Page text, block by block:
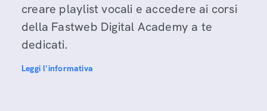
creare playlist vocali e accedere ai corsi
della Fastweb Digital Academy a te
dedicati.
Leggi l'informativa